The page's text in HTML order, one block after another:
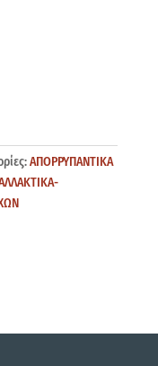
ΑΠΟΡΡΥΠΑΝΤΙΚΑ